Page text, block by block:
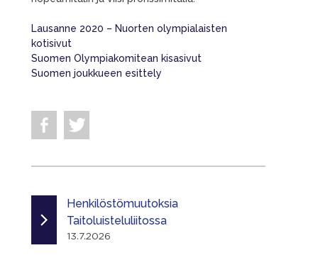
Lausanne 2020 – Nuorten olympialaisten
kotisivut
Suomen Olympiakomitean kisasivut
Suomen joukkueen esittely
Henkilöstömuutoksia
Taitoluisteluliitossa
13.7.2026